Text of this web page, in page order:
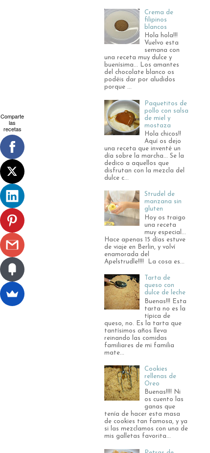
Crema de
filipinos
blancos
Hola hola!!!
Vuelvo esta
semana con
una receta muy dulce y
buenísima... Los amantes
del chocolate blanco os
podéis dar por aludidos
porque ...
Paquetitos de
pollo con salsa
de miel y
mostaza
Hola chicos!!
Aquí os dejo
una receta que inventé un
día sobre la marcha... Se la
dedico a aquellos que
disfrutan con la mezcla del
dulce c...
Strudel de
manzana sin
gluten
Hoy os traigo
una receta
muy especial...
Hace apenas 15 días estuve
de viaje en Berlin, y volví
enamorada del
Apelstrudle!!!! La cosa es...
Tarta de
queso con
dulce de leche
Buenas!!! Esta
tarta no es la
típica de
queso, no. Es la tarta que
tantísimos años lleva
reinando las comidas
familiares de mi familia
mate...
Cookies
rellenas de
Oreo
Buenas!!!! Ni
os cuento las
ganas que
tenía de hacer esta masa
de cookies tan famosa, y ya
si las mezclamos con una de
mis galletas favorita...
Comparte
las
recetas